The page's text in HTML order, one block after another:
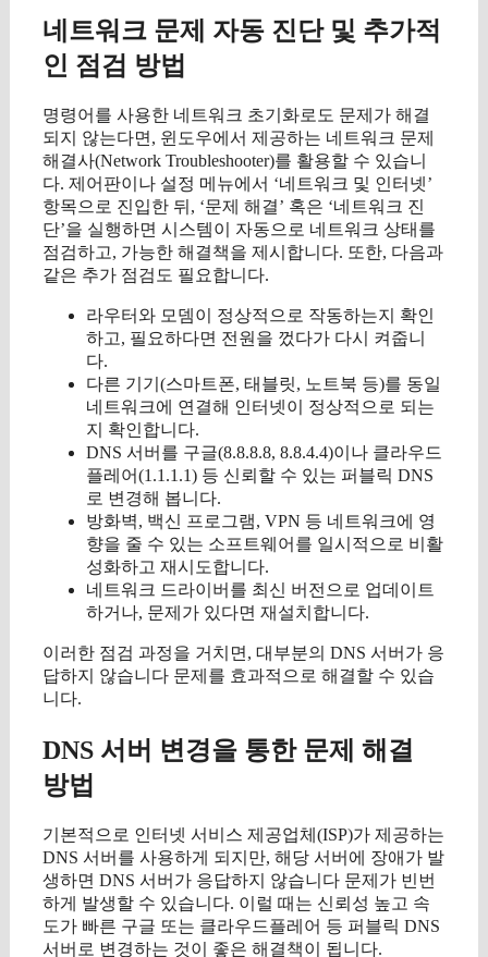
네트워크 문제 자동 진단 및 추가적
인 점검 방법
명령어를 사용한 네트워크 초기화로도 문제가 해결
되지 않는다면, 윈도우에서 제공하는 네트워크 문제
해결사(Network Troubleshooter)를 활용할 수 있습니
다. 제어판이나 설정 메뉴에서 ‘네트워크 및 인터넷’
항목으로 진입한 뒤, ‘문제 해결’ 혹은 ‘네트워크 진
단’을 실행하면 시스템이 자동으로 네트워크 상태를
점검하고, 가능한 해결책을 제시합니다. 또한, 다음과
같은 추가 점검도 필요합니다.
라우터와 모뎀이 정상적으로 작동하는지 확인
하고, 필요하다면 전원을 껐다가 다시 켜줍니
다.
다른 기기(스마트폰, 태블릿, 노트북 등)를 동일
네트워크에 연결해 인터넷이 정상적으로 되는
지 확인합니다.
DNS 서버를 구글(8.8.8.8, 8.8.4.4)이나 클라우드
플레어(1.1.1.1) 등 신뢰할 수 있는 퍼블릭 DNS
로 변경해 봅니다.
방화벽, 백신 프로그램, VPN 등 네트워크에 영
향을 줄 수 있는 소프트웨어를 일시적으로 비활
성화하고 재시도합니다.
네트워크 드라이버를 최신 버전으로 업데이트
하거나, 문제가 있다면 재설치합니다.
이러한 점검 과정을 거치면, 대부분의 DNS 서버가 응
답하지 않습니다 문제를 효과적으로 해결할 수 있습
니다.
DNS 서버 변경을 통한 문제 해결
방법
기본적으로 인터넷 서비스 제공업체(ISP)가 제공하는
DNS 서버를 사용하게 되지만, 해당 서버에 장애가 발
생하면 DNS 서버가 응답하지 않습니다 문제가 빈번
하게 발생할 수 있습니다. 이럴 때는 신뢰성 높고 속
도가 빠른 구글 또는 클라우드플레어 등 퍼블릭 DNS
서버로 변경하는 것이 좋은 해결책이 됩니다.